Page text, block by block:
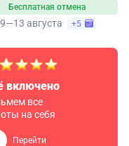
Бесплатная отмена
9—13 августа +5
включено
все
на себя
Перейти